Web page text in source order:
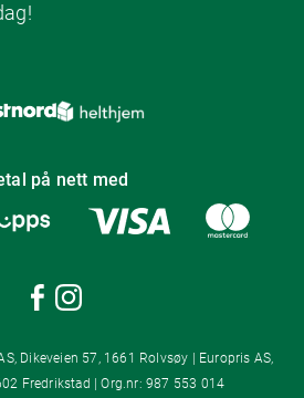
på nett med
Dikeveien 57, 1661 Rolvsøy | Europris AS,
Fredrikstad | Org.nr: 987 553 014